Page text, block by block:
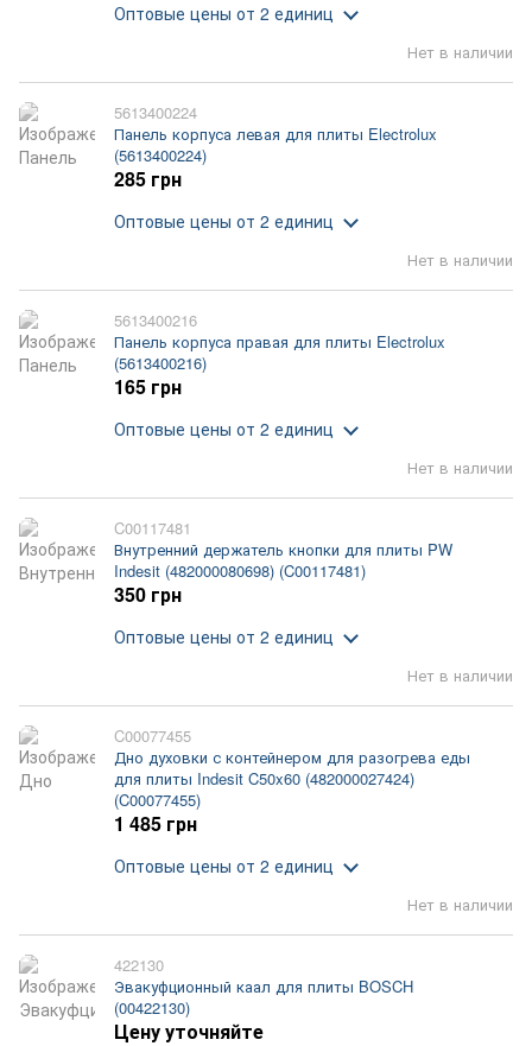
Нет в наличии
Оптовые цены от 2 единиц
5613400224
Панель корпуса левая для плиты Electrolux
(5613400224)
Нет в наличии
285 грн
Оптовые цены от 2 единиц
5613400216
Панель корпуса правая для плиты Electrolux
(5613400216)
Нет в наличии
165 грн
Оптовые цены от 2 единиц
C00117481
Внутренний держатель кнопки для плиты PW
Indesit (482000080698) (C00117481)
Нет в наличии
350 грн
Оптовые цены от 2 единиц
C00077455
Дно духовки с контейнером для разогрева еды
для плиты Indesit C50x60 (482000027424)
(C00077455)
Нет в наличии
1 485 грн
Оптовые цены от 2 единиц
422130
Эвакуфционный каал для плиты BOSCH
(00422130)
Цену уточняйте